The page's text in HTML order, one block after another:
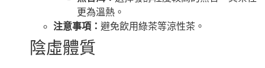
更為溫熱。
注意事項： 避免飲用綠茶等涼性茶。
陰虛體質